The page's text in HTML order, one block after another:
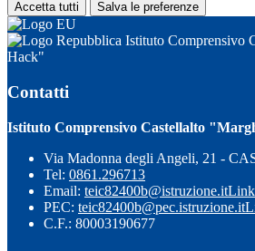
Accetta tutti Salva le preferenze
Istituto Comprensivo
Hack"
Contatti
Istituto Comprensivo Castellalto
Via Madonna degli Angeli, 21 -
Tel: 0861.296713
Email: teic82400b@istruzione.itLink
PEC: teic82400b@pec.istruzione.it
C.F.: 80003190677